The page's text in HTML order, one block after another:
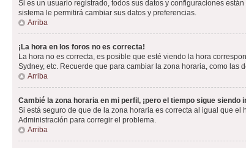
Si es un usuario registrado, todos sus datos y configuraciones
sistema le permitirá cambiar sus datos y preferencias.
Arriba
¡La hora en los foros no es correcta!
La hora no es correcta, es posible que esté viendo la hora
Sydney, etc. Recuerde que para cambiar la zona horaria, como las
Arriba
Cambié la zona horaria en mi perfil, ¡pero el tiempo sigue siendo
Si está seguro de que de la zona horaria es correcta al igual que
Administración para corregir el problema.
Arriba